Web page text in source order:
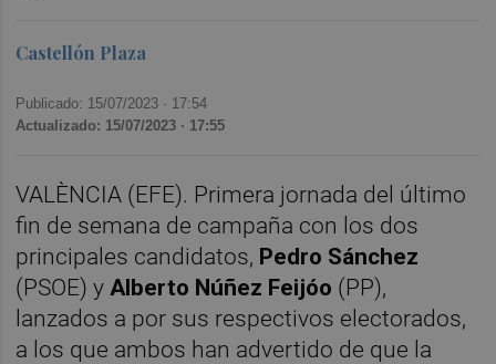
Castellón Plaza
Publicado: 15/07/2023 · 17:54
Actualizado: 15/07/2023 · 17:55
VALÈNCIA (EFE). Primera jornada del último
fin de semana de campaña con los dos
principales candidatos, Pedro Sánchez
(PSOE) y Alberto Núñez Feijóo (PP),
lanzados a por sus respectivos electorados,
a los que ambos han advertido de que la